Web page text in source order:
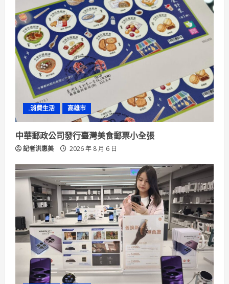
e
a
d
n
g
.消費生活 高雄市
中華郵政公司發行臺灣美食郵票小全張
記者洪惠美 2026 年 8 月 6 日